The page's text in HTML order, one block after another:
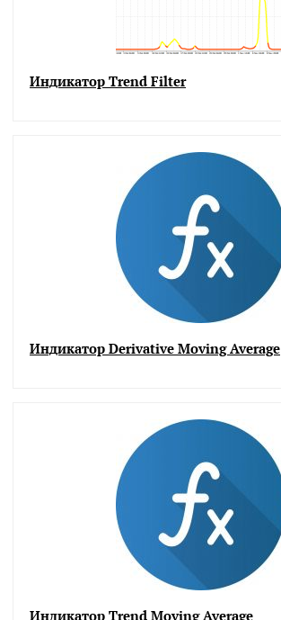
Индикатор Trend Filter
Индикатор Derivative Moving Average
Индикатор Trend Moving Average